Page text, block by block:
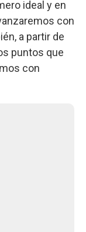
ideal y en
con
a partir de
puntos que
con